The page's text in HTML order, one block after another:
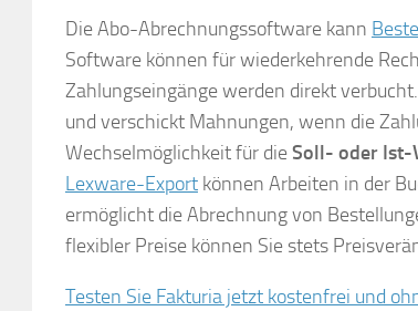
Die Abo-Abrechnungssoftware kann
Software können für wiederkehrende
Zahlungseingänge werden direkt
und verschickt Mahnungen, wenn die
Wechselmöglichkeit für dieSoll- oder Ist-
Lexware-Export können Arbeiten in der
ermöglicht die Abrechnung von
flexibler Preise können Sie stets
Testen Sie Fakturia jetzt kostenfrei und